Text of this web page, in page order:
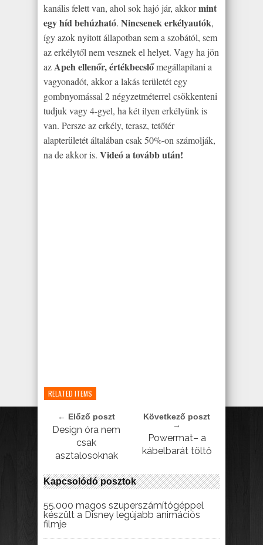
kanális felett van, ahol sok hajó jár, akkormint
egy híd behúzható. Nincsenek erkélyautók,
így azok nyitott állapotban sem a szobától, sem
az erkélytől nem vesznek el helyet. Vagy ha jön
azApeh ellenőr, értékbecslőmegállapítani a
vagyonadót, akkor a lakás területét egy
gombnyomással 2 négyzetméterrel csökkenteni
tudjuk vagy 4-gyel, ha két ilyen erkélyünk is
van. Persze az erkély, terasz, tetőtér
alapterületét általában csak 50%-on számolják,
na de akkor is. Videó a tovább után!
RELATED ITEMS
← Előző poszt
Design óra nem
csak
asztalosoknak
Következő poszt
→
Powermat– a
kábelbarát töltő
Kapcsolódó posztok
55.000 magos szuperszámítógéppel
készült a Disney legújabb animációs
filmje